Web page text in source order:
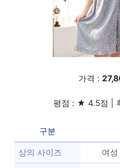
가격 :
평점 : ★ 4.5점 |
구분
상의 사이즈 여